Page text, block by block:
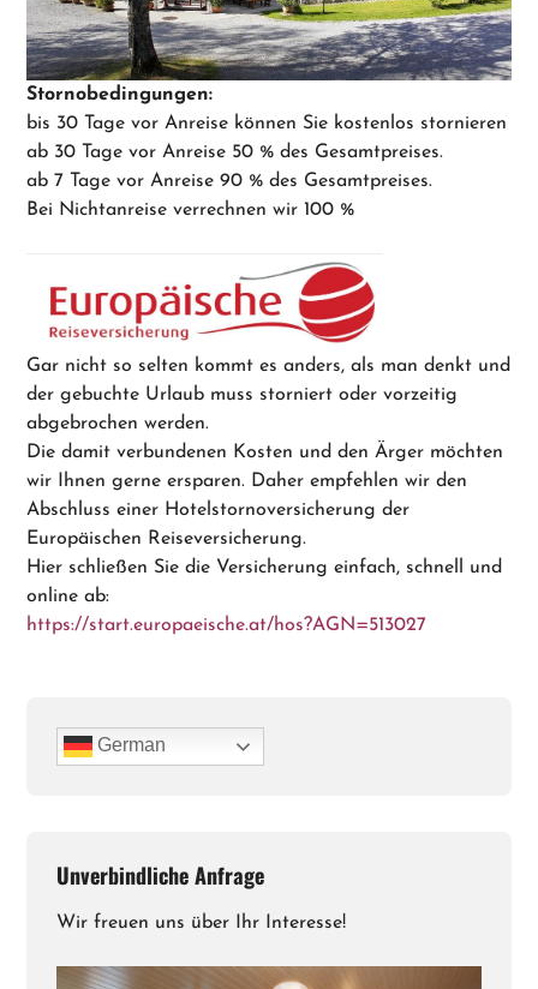
Stornobedingungen:
bis 30 Tage vor Anreise können Sie kostenlos stornieren
ab 30 Tage vor Anreise 50 % des Gesamtpreises.
ab 7 Tage vor Anreise 90 % des Gesamtpreises.
Bei Nichtanreise verrechnen wir 100 %
Gar nicht so selten kommt es anders, als man denkt und
der gebuchte Urlaub muss storniert oder vorzeitig
abgebrochen werden.
Die damit verbundenen Kosten und den Ärger möchten
wir Ihnen gerne ersparen. Daher empfehlen wir den
Abschluss einer Hotelstornoversicherung der
Europäischen Reiseversicherung.
Hier schließen Sie die Versicherung einfach, schnell und
online ab:
https://start.europaeische.at/hos?AGN=513027
German
Unverbindliche Anfrage
Wir freuen uns über Ihr Interesse!